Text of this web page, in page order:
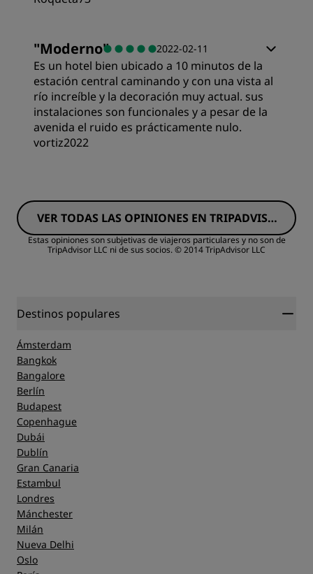
Servicio
Calidad/precio
Calidad del sueño
Servicio
"Moderno" 2022-02-11
Es un hotel bien ubicado a 10 minutos de la
estación central caminando y con una vista al
río increíble y la decoración muy actual. sus
instalaciones son funcionales y a pesar de la
avenida el ruido es prácticamente nulo.
vortiz2022
Calidad/precio
Ubicación
Limpieza
Servicio
VER TODAS LAS OPINIONES EN TRIPADVISO
R
Estas opiniones son subjetivas de viajeros particulares y no son de
TripAdvisor LLC ni de sus socios.© 2014 TripAdvisor LLC
Destinos populares
Ámsterdam
Bangkok
Bangalore
Berlín
Budapest
Copenhague
Dubái
Dublín
Gran Canaria
Estambul
Londres
Mánchester
Milán
Nueva Delhi
Oslo